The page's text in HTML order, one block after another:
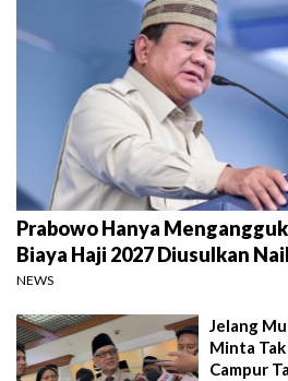
Prabowo Hanya
Biaya Haji 2027 Diusulkan
NEWS
Jelang
Minta
Campur